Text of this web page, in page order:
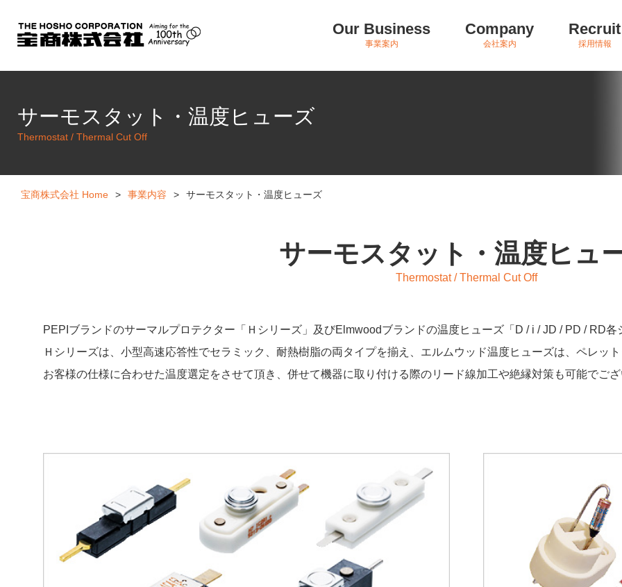
Our Business
事業案内
Company
会社案内
Recruit
採用情報
サーモスタット・温度ヒューズ
Thermostat / Thermal Cut Off
宝商株式会社 Home > 事業内容 > サーモスタット・温度ヒューズ
サーモスタット・温度ヒュ
Thermostat / Thermal Cut Off
PEPIブランドのサーマルプロテクター「Ｈシリーズ」及びElmwoodブランドの温度ヒューズ「D / i / JD / PD / RD
Ｈシリーズは、小型高速応答性でセラミック、耐熱樹脂の両タイプを揃え、エルムウッド温度ヒューズは、ペレッ
お客様の仕様に合わせた温度選定をさせて頂き、併せて機器に取り付ける際のリード線加工や絶縁対策も可能でご